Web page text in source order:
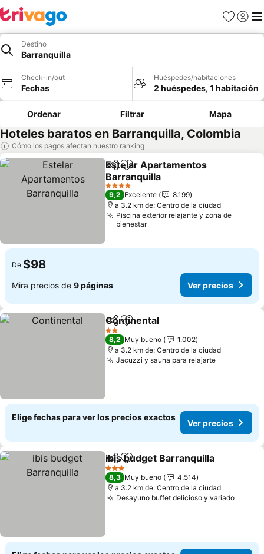
Favoritos
Iniciar
Destino
Barranquilla
Check-in/out
Fechas
Huéspedes/habitaciones
2 huéspedes, 1 habitación
Ordenar Filtrar Mapa
Hoteles baratos en Barranquilla, Colombia
Cómo los pagos afectan nuestro ranking
CompartirAgregar a favoritos
Estelar Apartamentos
Barranquilla
4 Estrellas
9,2 Excelente
8.199
a 3.2 km de: Centro de la ciudad
Piscina exterior relajante y zona de
bienestar
De $98
Mira precios de 9 páginas Ver precios
CompartirAgregar a favoritos
Continental
2 Estrellas
8,2 Muy bueno
1.002
a 3.2 km de: Centro de la ciudad
Jacuzzi y sauna para relajarte
Elige fechas para ver los precios exactos
Ver precios
CompartirAgregar a favoritos
ibis budget Barranquilla
3 Estrellas
8,3 Muy bueno
4.514
a 3.2 km de: Centro de la ciudad
Desayuno buffet delicioso y variado